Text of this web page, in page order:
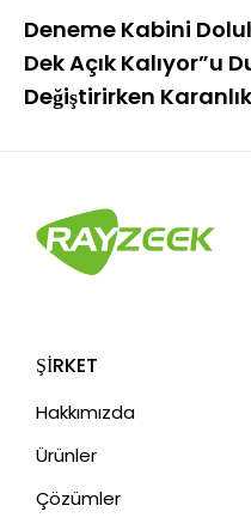
Deneme Kabini
Dek Açık Kalıyor”u
Değiştirirken
ŞIRKET
Hakkımızda
Ürünler
Çözümler